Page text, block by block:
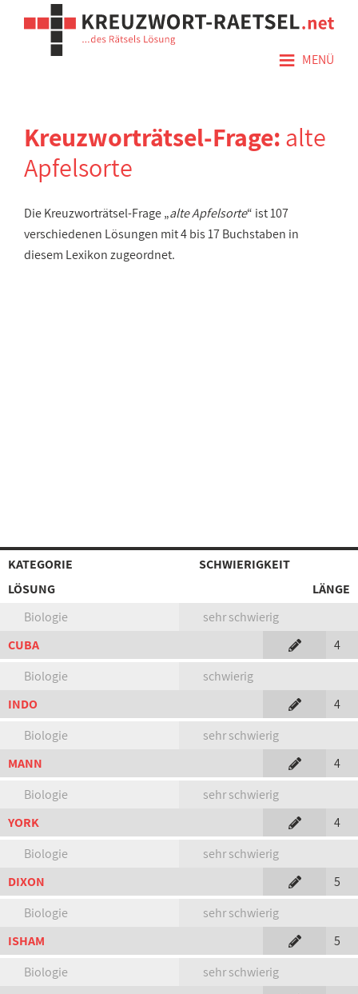
≡ MENÜ
Kreuzworträtsel-Frage:alte
Apfelsorte
Die Kreuzworträtsel-Frage „alte Apfelsorte“ ist 107
verschiedenen Lösungen mit 4 bis 17 Buchstaben in
diesem Lexikon zugeordnet.
KATEGORIE
SCHWIERIGKEIT
LÖSUNG
LÄNGE
Biologie
sehr schwierig
CUBA
4
Biologie
schwierig
INDO
4
Biologie
sehr schwierig
MANN
4
Biologie
sehr schwierig
YORK
4
Biologie
sehr schwierig
DIXON
5
Biologie
sehr schwierig
ISHAM
5
Biologie
sehr schwierig